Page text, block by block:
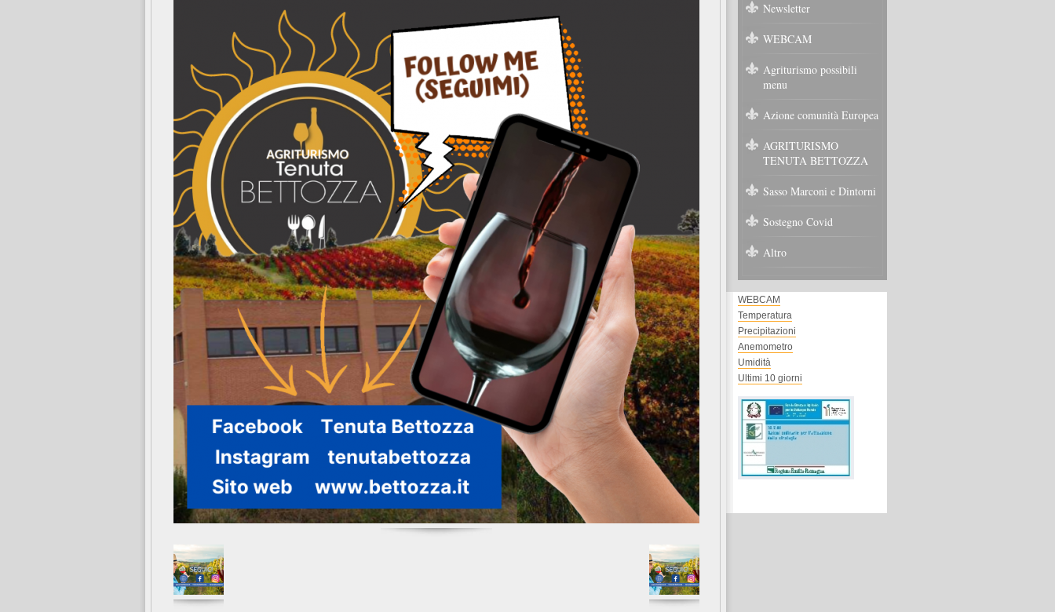
Newsletter
WEBCAM
Agriturismo possibili
menu
Azione comunità Europea
AGRITURISMO
TENUTA BETTOZZA
Sasso Marconi e Dintorni
Sostegno Covid
Altro
WEBCAM
Temperatura
Precipitazioni
Anemometro
Umidità
Ultimi 10 giorni